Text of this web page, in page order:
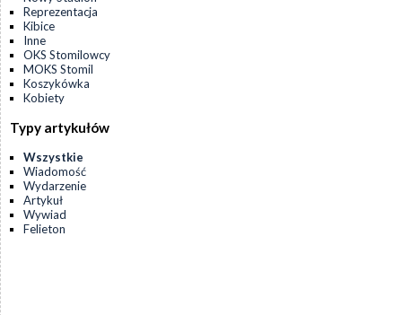
Reprezentacja
Kibice
Inne
OKS Stomilowcy
MOKS Stomil
Koszykówka
Kobiety
Typy artykułów
Wszystkie
Wiadomość
Wydarzenie
Artykuł
Wywiad
Felieton